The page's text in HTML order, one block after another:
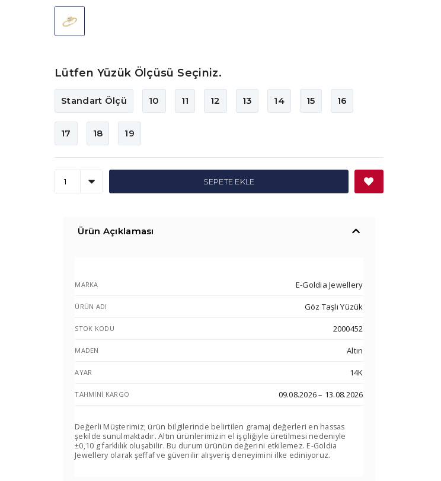
Lütfen Yüzük Ölçüsü Seçiniz.
Standart Ölçü 10 11 12 13 14 15 16
17 18 19
SEPETE EKLE
Ürün Açıklaması
MARKA E-Goldia Jewellery
ÜRÜN ADI Göz Taşlı Yüzük
STOK KODU 2000452
MADEN Altın
AYAR 14K
TAHMINI KARGO 09.08.2026 – 13.08.2026
Değerli Müşterimiz; ürün bilgilerinde belirtilen gramaj değerleri en hassas
şekilde sunulmaktadır. Altın ürünlerimizin el işçiliğiyle üretilmesi nedeniyle
±0,10 g farklılık oluşabilir. Bu durum ürünün değerini etkilemez. E-Goldia
Jewellery olarak şeffaf ve güvenilir alışveriş deneyimini ilke ediniyoruz.